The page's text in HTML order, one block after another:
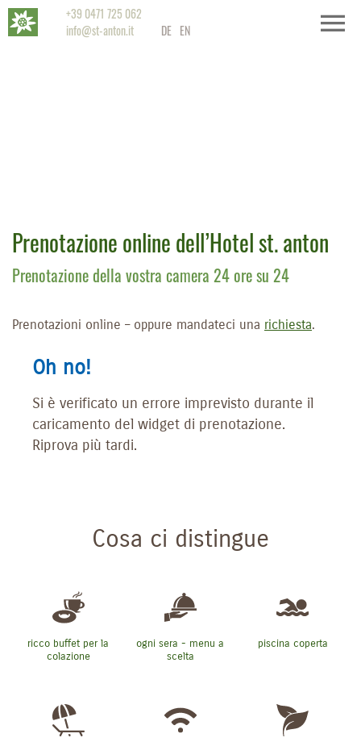
+39 0471 725 062
info@st-anton.it
DE EN
Prenotazione online dell’Hotel st. anton
Prenotazione della vostra camera 24 ore su 24
Prenotazioni online – oppure mandateci una richiesta.
Oh no!
Si è verificato un errore imprevisto durante il
caricamento del widget di prenotazione.
Riprova più tardi.
Cosa ci distingue
ricco buffet per la
colazione
ogni sera - menu a
scelta
piscina coperta